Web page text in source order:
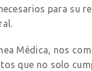
para su
Médica, nos
que no solo